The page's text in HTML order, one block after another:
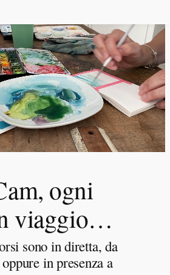
ogni
viaggio…
sono in diretta, da
in presenza a